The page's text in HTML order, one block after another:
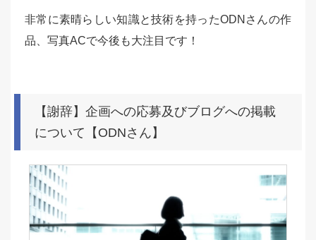
非常に素晴らしい知識と技術を持ったODNさんの作
品、写真ACで今後も大注目です！
【謝辞】企画への応募及びブログへの掲載
について【ODNさん】